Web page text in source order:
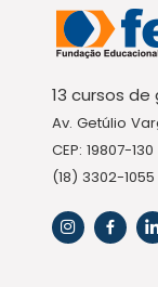
13 cursos de
Av. Getúlio
CEP: 19807-130
(18) 3302-1055